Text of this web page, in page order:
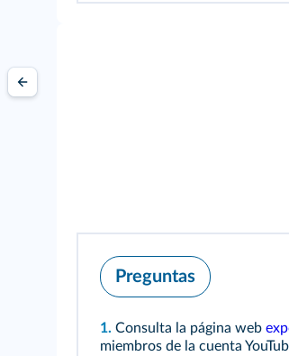
Preguntas
1. Consulta la página web
miembros de la cuenta